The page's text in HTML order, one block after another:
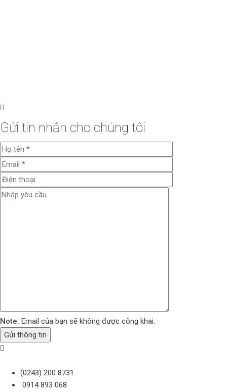
Gửi tin nhắn cho chúng tôi
Note: Email của bạn sẽ không được công khai.
(0243) 200 8731
0914 893 068